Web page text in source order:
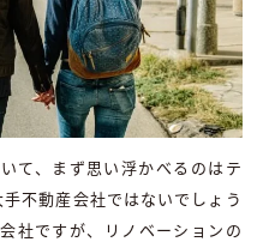
て、まず思い浮かべるのはテ
不動産会社ではないでしょう
社ですが、リノベーションの